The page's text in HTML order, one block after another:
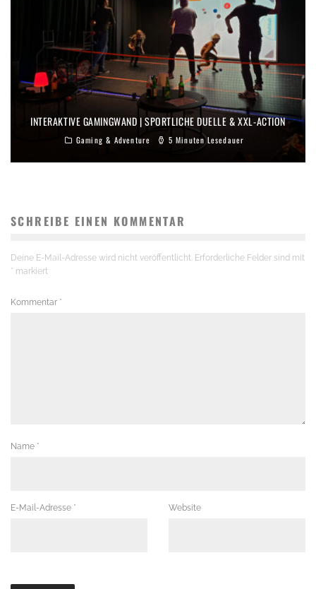
INTERAKTIVE GAMINGWAND | SPORTLICHE DUELLE & XXL-ACTION
Gaming & Adventure 5 Minuten Lesedauer
SCHREIBE EINEN KOMMENTAR
Deine E-Mail-Adresse wird nicht veröffentlicht. Erforderliche Felder sind mit
* markiert
Kommentar *
Name *
E-Mail-Adresse * Website